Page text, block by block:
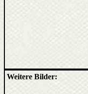
Weitere Bilder: